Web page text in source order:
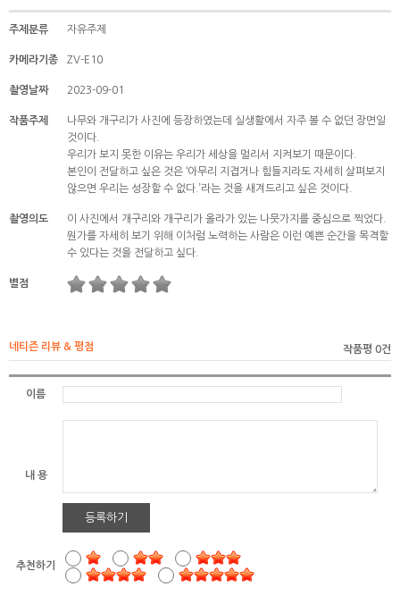
주제분류 자유주제
카메라기종 ZV-E10
촬영날짜 2023-09-01
작품주제
나무와 개구리가 사진에 등장하였는데 실생활에서 자주 볼 수 없던 장면일
것이다.
우리가 보지 못한 이유는 우리가 세상을 멀리서 지켜보기 때문이다.
본인이 전달하고 싶은 것은 ‘아무리 지겹거나 힘들지라도 자세히 살펴보지
않으면 우리는 성장할 수 없다.’라는 것을 새겨드리고 싶은 것이다.
촬영의도
이 사진에서 개구리와 개구리가 올라가 있는 나뭇가지를 중심으로 찍었다.
뭔가를 자세히 보기 위해 이처럼 노력하는 사람은 이런 예쁜 순간을 목격할
수 있다는 것을 전달하고 싶다.
별점
네티즌 리뷰 & 평점 작품평 0건
이름
내 용
등록하기
추천하기